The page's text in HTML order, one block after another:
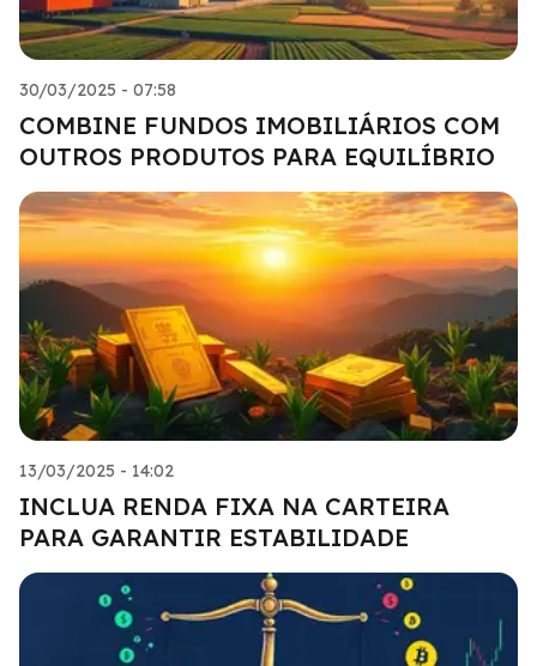
30/03/2025 - 07:58
COMBINE FUNDOS IMOBILIÁRIOS COM
OUTROS PRODUTOS PARA EQUILÍBRIO
13/03/2025 - 14:02
INCLUA RENDA FIXA NA CARTEIRA
PARA GARANTIR ESTABILIDADE